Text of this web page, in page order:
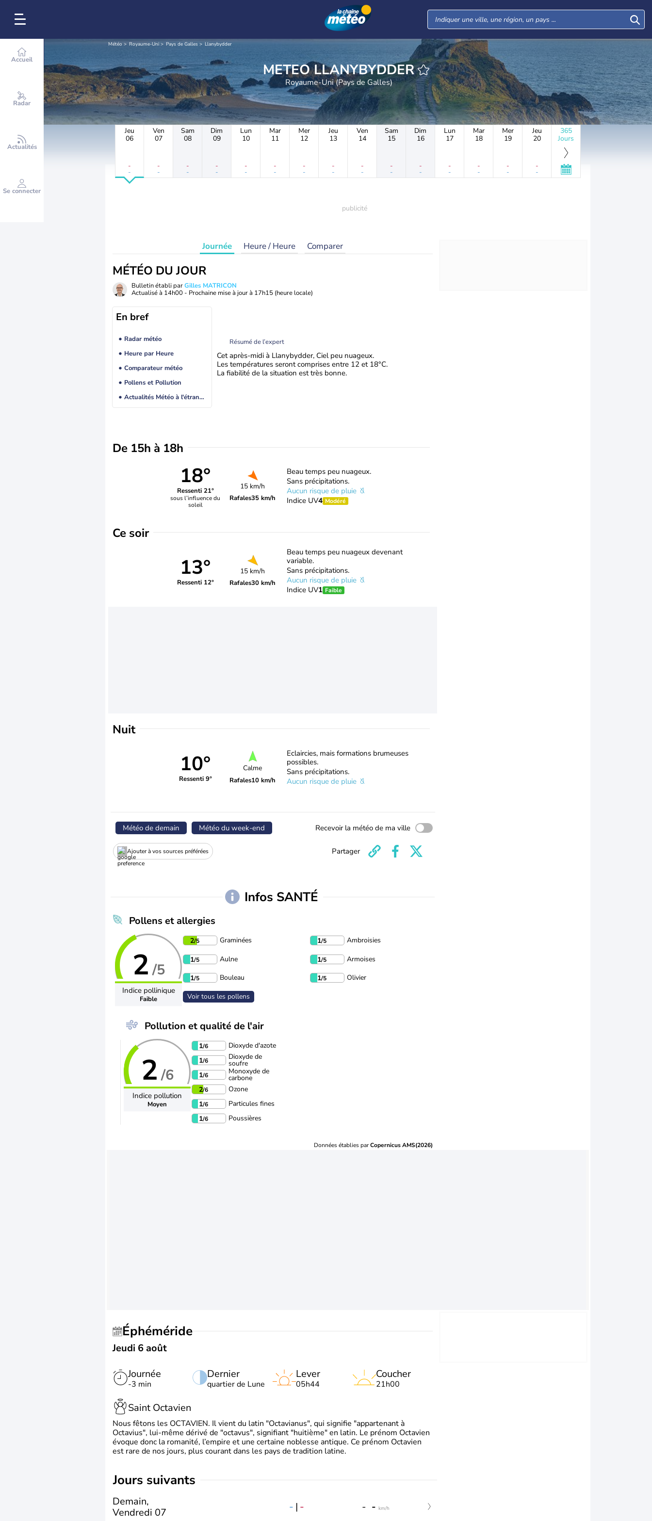
Accueil
Radar
Actualités
Se connecter
Météo Royaume-Uni Pays de Galles Llanybydder
METEO LLANYBYDDER
Royaume-Uni (Pays de Galles)
Jeu
06
-
-
Ven
07
-
-
Sam
08
-
-
Dim
09
-
-
Lun
10
-
-
Mar
11
-
-
Mer
12
-
-
Jeu
13
-
-
Ven
14
-
-
Sam
15
-
-
Dim
16
-
-
Lun
17
-
-
Mar
18
-
-
Mer
19
-
-
Jeu
20
-
-
365
Jours
Journée Heure / Heure Comparer
MÉTÉO DU JOUR
Bulletin établi parGilles MATRICON
Actualisé à 14h00 - Prochaine mise à jour à 17h15 (heure locale)
En bref
Radar météo
Heure par Heure
Comparateur météo
Pollens et Pollution
Actualités Météo à l'étranger
Résumé de l’expert
Cet après-midi à Llanybydder, Ciel peu nuageux.
Les températures seront comprises entre 12 et 18°C.
La fiabilité de la situation est très bonne.
De 15h à 18h
18°
Ressenti 21°
sous l’influence du
soleil
15 km/h
Rafales35 km/h
Beau temps peu nuageux.
Sans précipitations.
Aucun risque de pluie
Indice UV4 Modéré
Ce soir
13°
Ressenti 12°
15 km/h
Rafales30 km/h
Beau temps peu nuageux devenant
variable.
Sans précipitations.
Aucun risque de pluie
Indice UV1 Faible
Nuit
10°
Ressenti 9°
Calme
Rafales10 km/h
Eclaircies, mais formations brumeuses
possibles.
Sans précipitations.
Aucun risque de pluie
Météo de demain Météo du week-end Recevoir la météo de ma ville
Ajouter à vos sources préférées Partager
Infos SANTÉ
Pollens et allergies
2 /5
Indice pollinique
Faible
2/5 Graminées 1/5 Ambroisies
1/5 Aulne 1/5 Armoises
1/5 Bouleau 1/5 Olivier
Voir tous les pollens
Pollution et qualité de l'air
2 /6
Indice pollution
Moyen
1/6
Dioxyde d'azote
1/6 Dioxyde de
soufre
1/6 Monoxyde de
carbone
2/6
Ozone
1/6
Particules fines
1/6 Poussières
Données établies parCopernicus AMS(2026)
Éphéméride
Jeudi 6 août
Journée
-3 min
Dernier
quartier de Lune
Lever
05h44
Coucher
21h00
Saint Octavien
Nous fêtons les OCTAVIEN. Il vient du latin "Octavianus", qui signifie "appartenant à
Octavius", lui-même dérivé de "octavus", signifiant "huitième" en latin. Le prénom Octavien
évoque donc la romanité, l’empire et une certaine noblesse antique. Ce prénom Octavien
est rare de nos jours, plus courant dans les pays de tradition latine.
jours suivants
Demain,
Vendredi 07
- | - - - km/h